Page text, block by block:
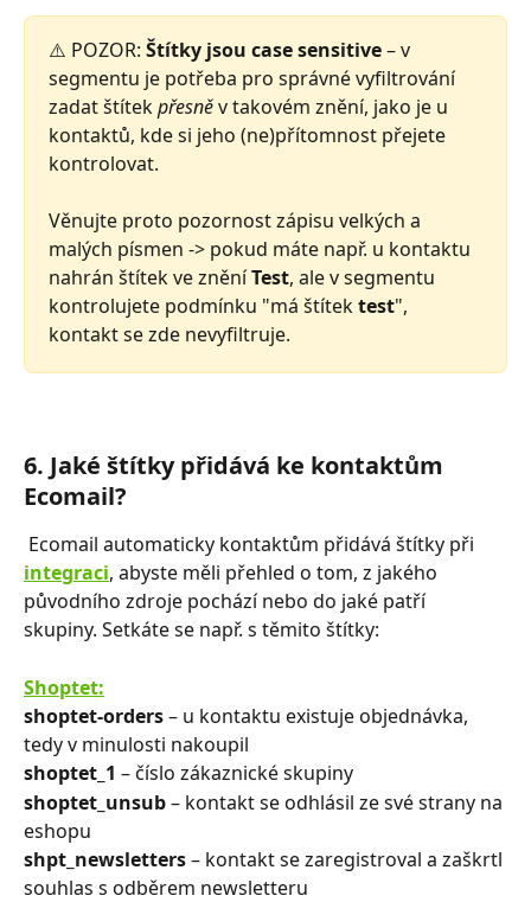
⚠️ POZOR: Štítky jsou case sensitive – v
segmentu je potřeba pro správné vyfiltrování
zadat štítek přesně v takovém znění, jako je u
kontaktů, kde si jeho (ne)přítomnost přejete
kontrolovat.
Věnujte proto pozornost zápisu velkých a
malých písmen -> pokud máte např. u kontaktu
nahrán štítek ve znění Test, ale v segmentu
kontrolujete podmínku "má štítek test",
kontakt se zde nevyfiltruje.
6. Jaké štítky přidává ke kontaktům
Ecomail?
Ecomail automaticky kontaktům přidává štítky při
integraci, abyste měli přehled o tom, z jakého
původního zdroje pochází nebo do jaké patří
skupiny. Setkáte se např. s těmito štítky:
Shoptet:
shoptet-orders –⁠⁠⁠⁠⁠⁠ u kontaktu existuje objednávka,
tedy v minulosti nakoupil
shoptet_1 –⁠⁠⁠⁠⁠⁠ číslo zákaznické skupiny
shoptet_unsub –⁠⁠⁠⁠⁠⁠ kontakt se odhlásil ze své strany na
eshopu
shpt_newsletters –⁠⁠⁠⁠⁠⁠ kontakt se zaregistroval a zaškrtl
souhlas s odběrem newsletteru